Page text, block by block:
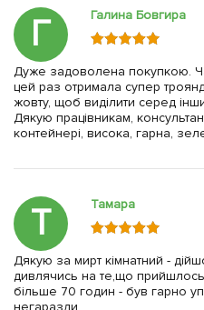
Г Галина Бовгира
Дуже задоволена покупкою.
цей раз отримала супер
жовту, щоб виділити серед
Дякую працівникам,
контейнері, висока, гарна,
Т Тамара
Дякую за мирт кімнатний -
дивлячись на те,що
більше 70 годин - був гарно
негаразди